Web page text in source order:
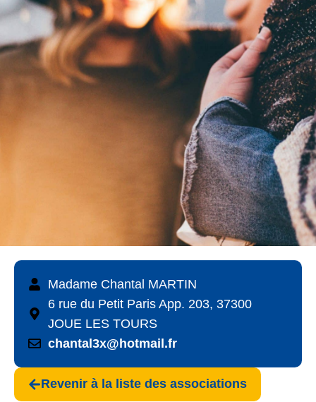
Madame Chantal MARTIN
6 rue du Petit Paris App. 203, 37300
JOUE LES TOURS
chantal3x@hotmail.fr
Revenir à la liste des associations